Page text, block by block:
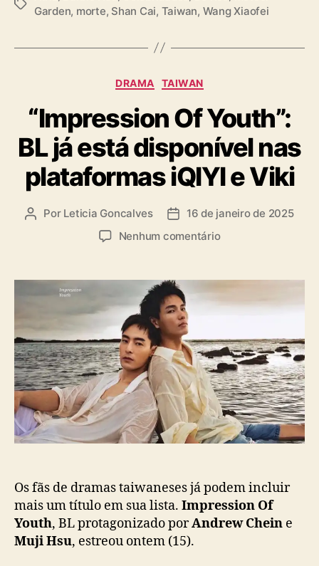
T
s
Garden, morte, Shan Cai, Taiwan, Wang Xiaofei
C
t
e
g
o
r
i
DRAMA TAIWAN
“Impression Of Youth”:
BL já está disponível nas
plataformas iQIYI e Viki
A
r
o
s
t
Por Leticia Goncalves
D
d
e
p
u
b
l
i
c
a
ç
ã
16 de janeiro de 2025
Nenhum comentárioe
I
e
s
s
i
o
n
O
o
u
t
Os fãs de dramas taiwaneses já podem incluir
mais um título em sua lista. Impression Of
Youth, BL protagonizado porAndrew Chein e
Muji Hsu, estreou ontem (15).